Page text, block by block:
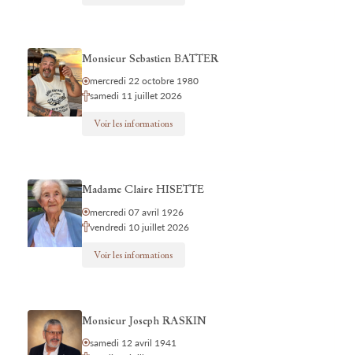
Monsieur Sebastien BATTER
mercredi 22 octobre 1980
samedi 11 juillet 2026
Voir les informations
Madame Claire HISETTE
mercredi 07 avril 1926
vendredi 10 juillet 2026
Voir les informations
Monsieur Joseph RASKIN
samedi 12 avril 1941